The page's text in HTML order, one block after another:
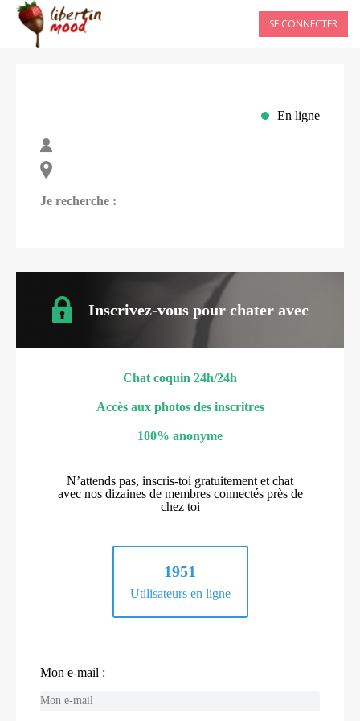
SE CONNECTER
En ligne
Je recherche :
Inscrivez-vous pour chater avec
Chat coquin 24h/24h
Accès aux photos des inscritres
100% anonyme
N’attends pas, inscris-toi gratuitement et chat
avec nos dizaines de membres connectés près de
chez toi
1951
Utilisateurs en ligne
Mon e-mail :